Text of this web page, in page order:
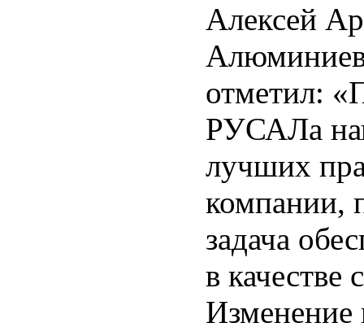
Алексей
отметил:
РУСАЛа
лучших
компании,
задача
в качестве
Изменение